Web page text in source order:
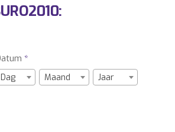
inhuren van Koos de Wilt, neem dan
over de meest actuele prijs van
mogelijk te maken (o.a. podium,
*
Dag Maand Jaar